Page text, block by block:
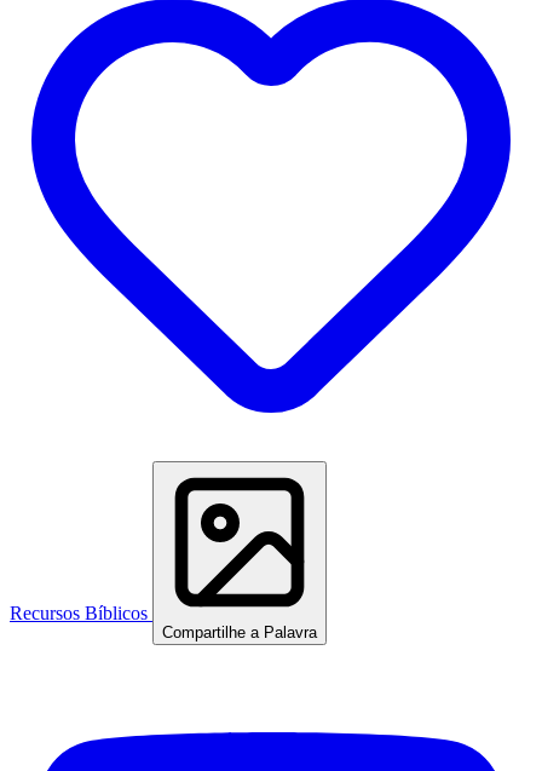
Recursos Bíblicos
Compartilhe a Palavra